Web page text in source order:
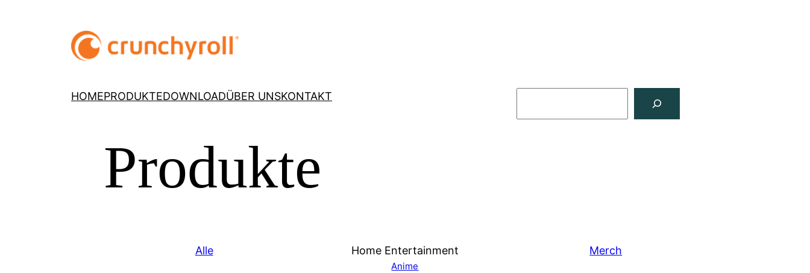
HOMEPRODUKTEDOWNLOADÜBER UNSKONTAKT
Produkte
Alle Home Entertainment
Anime
Merch